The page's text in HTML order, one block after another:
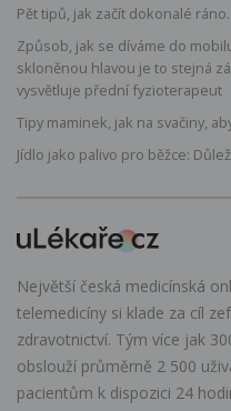
Pět tipů, jak začít dokonalé
Způsob, jak se díváme do
skloněnou hlavou je to stejná
vysvětluje přední fyzioterapeut
Tipy maminek, jak na svačiny,
Jídlo jako palivo pro běžce:
Největší česká medicínská
telemedicíny si klade za cíl
zdravotnictví. Tým více jak
obslouží průměrně 2 500
pacientům k dispozici 24